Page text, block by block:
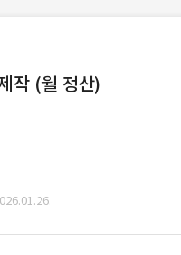
작 (월 정산)